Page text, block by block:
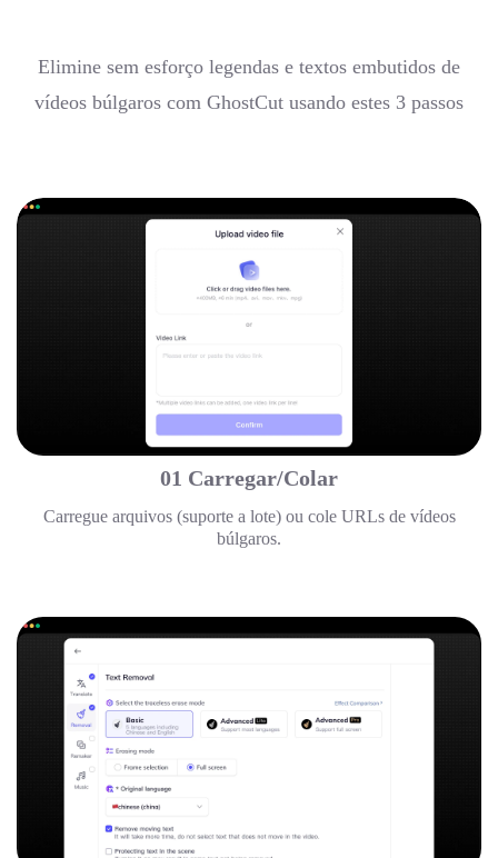
Elimine sem esforço legendas e textos embutidos de
vídeos búlgaros com GhostCut usando estes 3 passos
01 Carregar/Colar
Carregue arquivos (suporte a lote) ou cole URLs de vídeos
búlgaros.